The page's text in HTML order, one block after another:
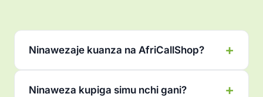
Ninawezaje kuanza na AfriCallShop?
Ninaweza kupiga simu nchi gani?